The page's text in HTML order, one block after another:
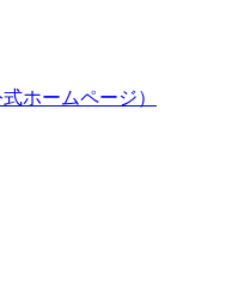
ホームページ）